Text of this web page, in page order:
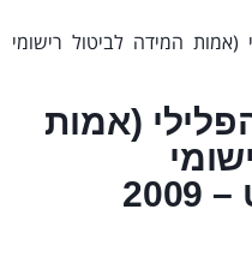
המידה לביטול רישומי
(אמות